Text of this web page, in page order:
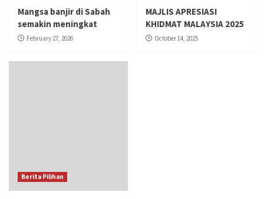
Mangsa banjir di Sabah
semakin meningkat
February 27, 2026
MAJLIS APRESIASI
KHIDMAT MALAYSIA 2025
October 14, 2025
Berita Pilihan